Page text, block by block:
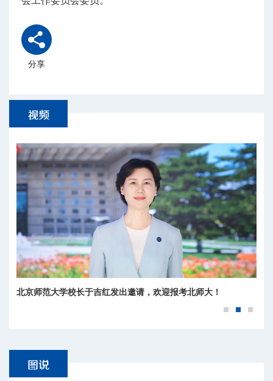
分享
北京师范大学校长于吉红发出邀请，欢迎报考北师大！